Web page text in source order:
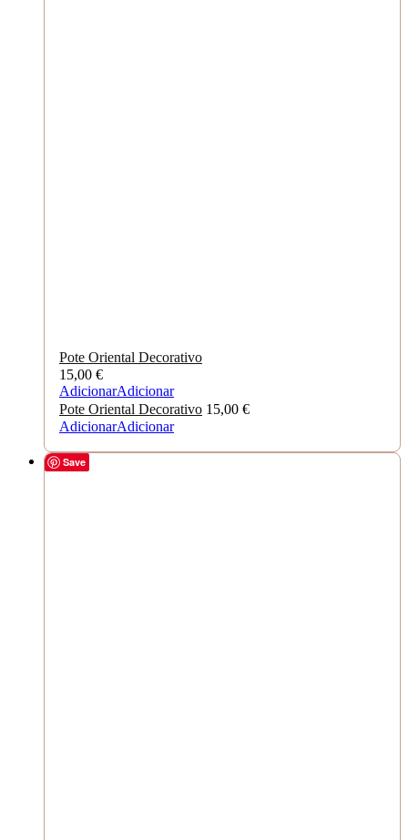
Pote Oriental Decorativo
15,00 €
AdicionarAdicionar
Pote Oriental Decorativo 15,00 €
AdicionarAdicionar
Save